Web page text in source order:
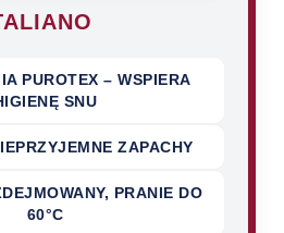
PUROTEX – WSPIERA
SNU
ZAPACHY
PRANIE DO
60°C